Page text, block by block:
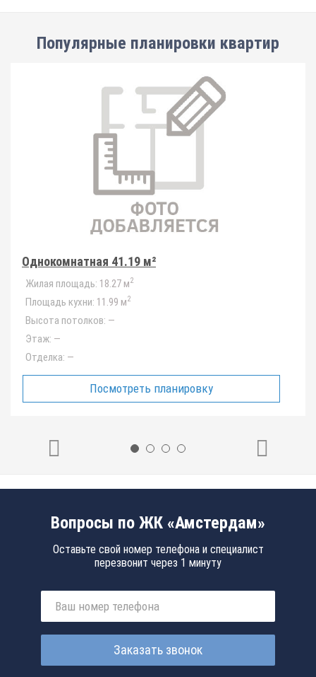
Популярные планировки квартир
Однокомнатная 41.19 м²
Жилая площадь: 18.27 м2
Площадь кухни: 11.99 м2
Высота потолков: —
Этаж: —
Отделка: —
Посмотреть планировку
Вопросы по ЖК «Амстердам»
Оставьте свой номер телефона и специалист
перезвонит через 1 минуту
Заказать звонок